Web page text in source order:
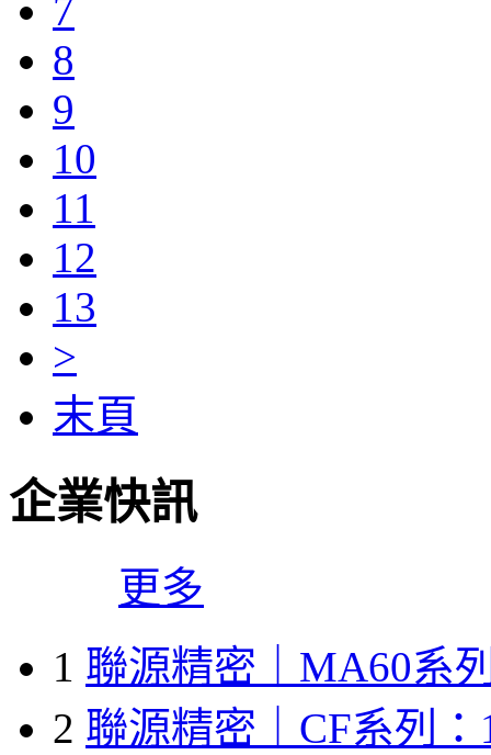
7
8
9
10
11
12
13
>
末頁
企業快訊
更多
1 聯源精密｜MA60系
2 聯源精密｜CF系列：